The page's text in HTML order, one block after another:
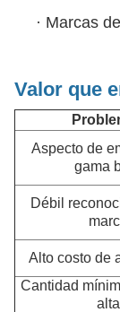
· Marcas
Valor que
Aspecto de
gama
Débil
Alto costo de
Cantidad
alta